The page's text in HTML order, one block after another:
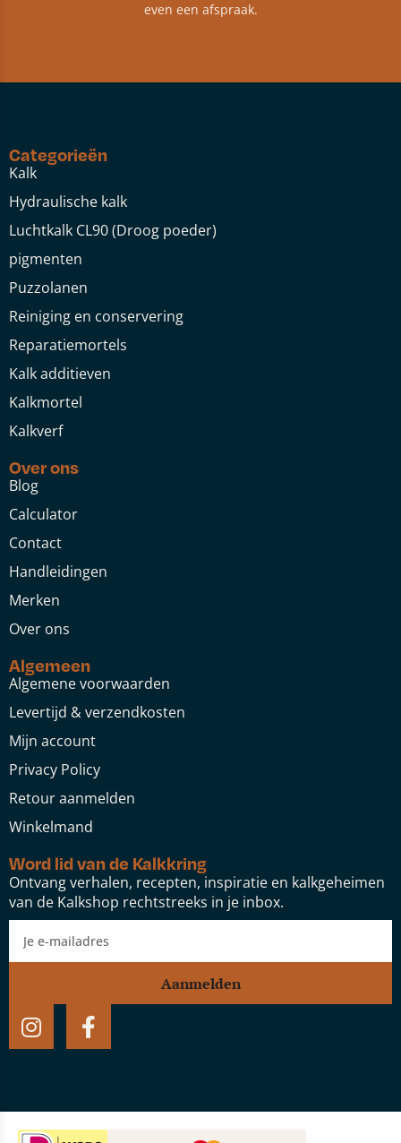
even een afspraak.
Categorieën
Kalk
Hydraulische kalk
Luchtkalk CL90 (Droog poeder)
pigmenten
Puzzolanen
Reiniging en conservering
Reparatiemortels
Kalk additieven
Kalkmortel
Kalkverf
Over ons
Blog
Calculator
Contact
Handleidingen
Merken
Over ons
Algemeen
Algemene voorwaarden
Levertijd & verzendkosten
Mijn account
Privacy Policy
Retour aanmelden
Winkelmand
Word lid van de Kalkkring
Ontvang verhalen, recepten, inspiratie en kalkgeheimen
van de Kalkshop rechtstreeks in je inbox.
Aanmelden